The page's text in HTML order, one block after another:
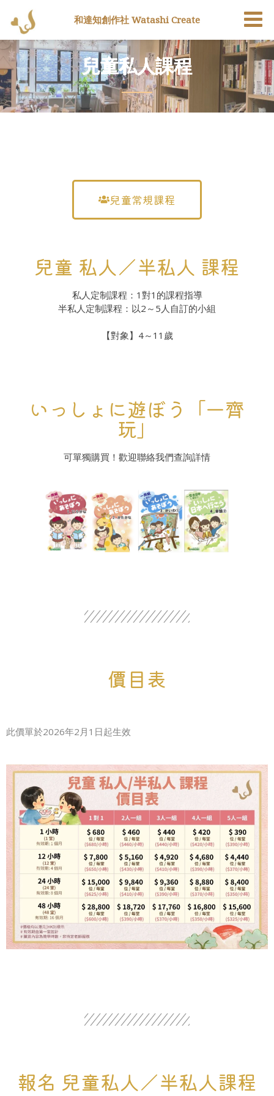
兒童私人課程
兒童常規課程
兒童 私人／半私人 課程
私人定制課程：1對1的課程指導
半私人定制課程：以2～5人自訂的小組
【對象】4～11歲
いっしょに遊ぼう「一齊
玩」
可單獨購買！歡迎聯絡我們查詢詳情
價目表
此價單於2026年2月1日起生效
報名 兒童私人／半私人課程
和達知創作社 Watashi Create